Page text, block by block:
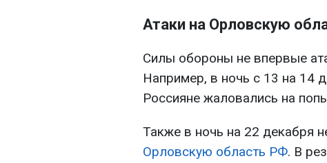
Атаки на Орловскую
Силы обороны не впервые
Например, в ночь с 13 на 14
Россияне жаловались на
Также в ночь на 22 декабря
Орловскую область РФ. В